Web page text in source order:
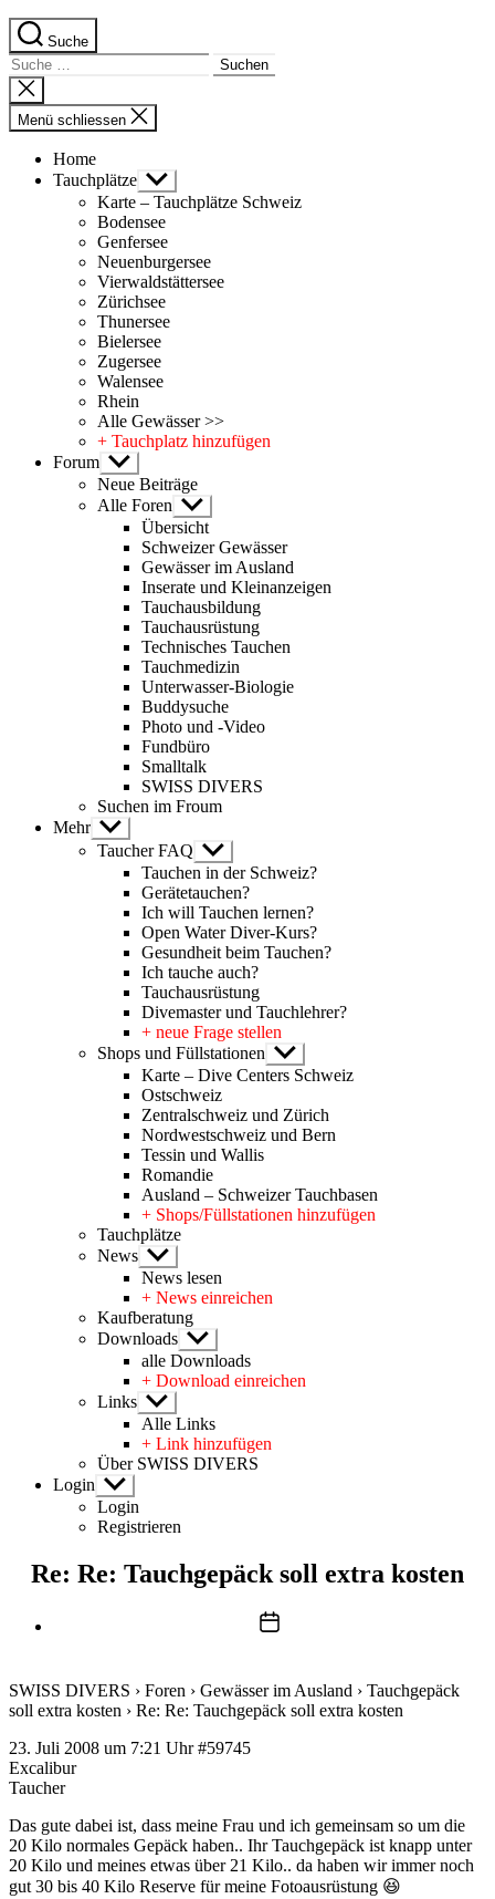
Suche
Suche
nach:
Suche
schliessen
Menü schliessen
Home
Tauchplätze Untermenü
anzeigen
Karte – Tauchplätze Schweiz
Bodensee
Genfersee
Neuenburgersee
Vierwaldstättersee
Zürichsee
Thunersee
Bielersee
Zugersee
Walensee
Rhein
Alle Gewässer >>
+ Tauchplatz hinzufügen
Forum Untermenü
anzeigen
Neue Beiträge
Alle Foren Untermenü
anzeigen
Übersicht
Schweizer Gewässer
Gewässer im Ausland
Inserate und Kleinanzeigen
Tauchausbildung
Tauchausrüstung
Technisches Tauchen
Tauchmedizin
Unterwasser-Biologie
Buddysuche
Photo und -Video
Fundbüro
Smalltalk
SWISS DIVERS
Suchen im Froum
Mehr Untermenü
anzeigen
Taucher FAQ Untermenü
anzeigen
Tauchen in der Schweiz?
Gerätetauchen?
Ich will Tauchen lernen?
Open Water Diver-Kurs?
Gesundheit beim Tauchen?
Ich tauche auch?
Tauchausrüstung
Divemaster und Tauchlehrer?
+ neue Frage stellen
Shops und Füllstationen Untermenü
anzeigen
Karte – Dive Centers Schweiz
Ostschweiz
Zentralschweiz und Zürich
Nordwestschweiz und Bern
Tessin und Wallis
Romandie
Ausland – Schweizer Tauchbasen
+ Shops/Füllstationen hinzufügen
Tauchplätze
News Untermenü
anzeigen
News lesen
+ News einreichen
Kaufberatung
Downloads Untermenü
anzeigen
alle Downloads
+ Download einreichen
Links Untermenü
anzeigen
Alle Links
+ Link hinzufügen
Über SWISS DIVERS
Login Untermenü
anzeigen
Login
Registrieren
Re: Re: Tauchgepäck soll extra kosten
Beitragsdatum
SWISS DIVERS › Foren › Gewässer im Ausland › Tauchgepäck
soll extra kosten › Re: Re: Tauchgepäck soll extra kosten
23. Juli 2008 um 7:21 Uhr #59745
Excalibur
Taucher
Das gute dabei ist, dass meine Frau und ich gemeinsam so um die
20 Kilo normales Gepäck haben.. Ihr Tauchgepäck ist knapp unter
20 Kilo und meines etwas über 21 Kilo.. da haben wir immer noch
gut 30 bis 40 Kilo Reserve für meine Fotoausrüstung 😆